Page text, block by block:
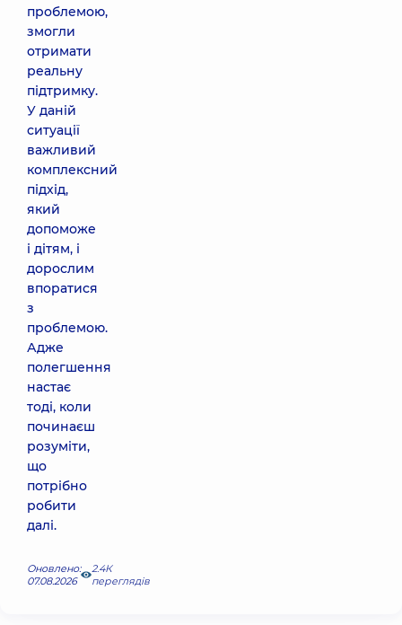
проблемою,
змогли
отримати
реальну
підтримку.
У даній
ситуації
важливий
комплексний
підхід,
який
допоможе
і дітям, і
дорослим
впоратися
з
проблемою.
Адже
полегшення
настає
тоді, коли
починаєш
розуміти,
що
потрібно
робити
далі.
Оновлено:
07.08.2026
2.4К
переглядів